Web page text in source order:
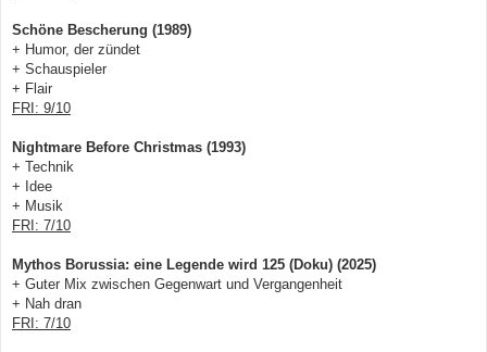
Schöne Bescherung (1989)
+ Humor, der zündet
+ Schauspieler
+ Flair
FRI: 9/10
Nightmare Before Christmas (1993)
+ Technik
+ Idee
+ Musik
FRI: 7/10
Mythos Borussia: eine Legende wird 125 (Doku) (2025)
+ Guter Mix zwischen Gegenwart und Vergangenheit
+ Nah dran
FRI: 7/10